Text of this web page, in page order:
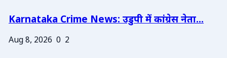
Karnataka Crime News: उडुपी में कांग्रेस नेता...
Aug 8, 2026 0 2